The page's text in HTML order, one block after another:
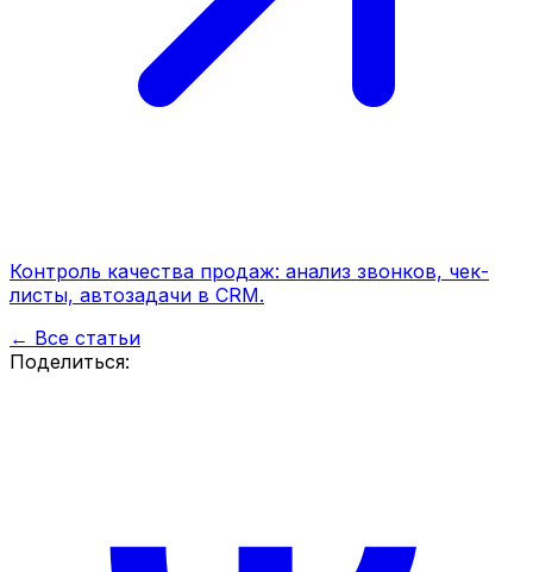
Контроль качества продаж: анализ звонков, чек-
листы, автозадачи в CRM.
← Все статьи
Поделиться: